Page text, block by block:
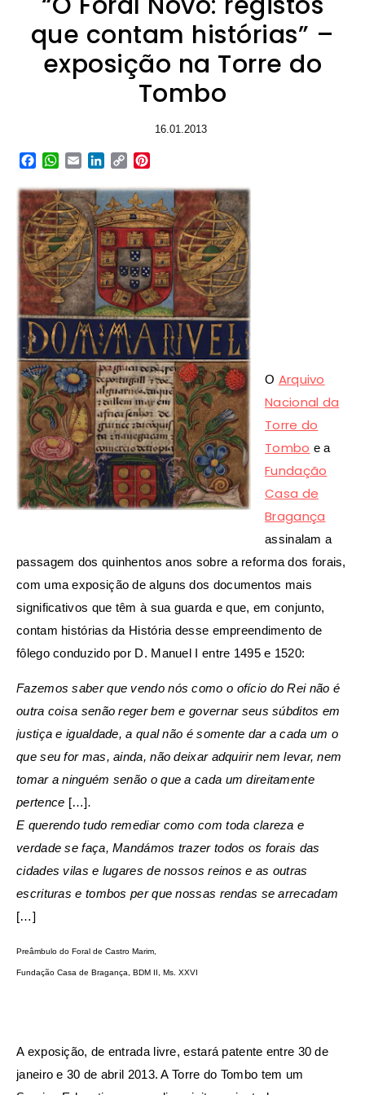
que contam histórias” –
exposição na Torre do
Tombo
16.01.2013
Facebook
WhatsApp
EmailLinkedIn
Copy
O Arquivo
Nacional da
Torre do
Tombo e a
Fundação
Casa de
Bragança
assinalam a
passagem dos quinhentos anos sobre a reforma dos forais,
com uma exposição de alguns dos documentos mais
significativos que têm à sua guarda e que, em conjunto,
contam histórias da História desse empreendimento de
fôlego conduzido por D. Manuel I entre 1495 e 1520:
Fazemos saber que vendo nós como o ofício do Rei não é
outra coisa senão reger bem e governar seus súbditos em
justiça e igualdade, a qual não é somente dar a cada um o
que seu for mas, ainda, não deixar adquirir nem levar, nem
tomar a ninguém senão o que a cada um direitamente
pertence […].
E querendo tudo remediar como com toda clareza e
verdade se faça, Mandámos trazer todos os forais das
cidades vilas e lugares de nossos reinos e as outras
escrituras e tombos per que nossas rendas se arrecadam
[…]
Preâmbulo do Foral de Castro Marim,
Fundação Casa de Bragança, BDM II, Ms. XXVI
A exposição, de entrada livre, estará patente entre 30 de
janeiro e 30 de abril 2013. A Torre do Tombo tem um